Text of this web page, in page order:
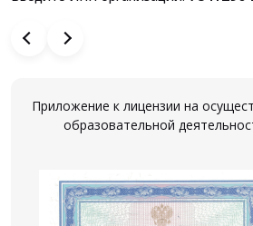
Приложение к лицензии на
образовательной